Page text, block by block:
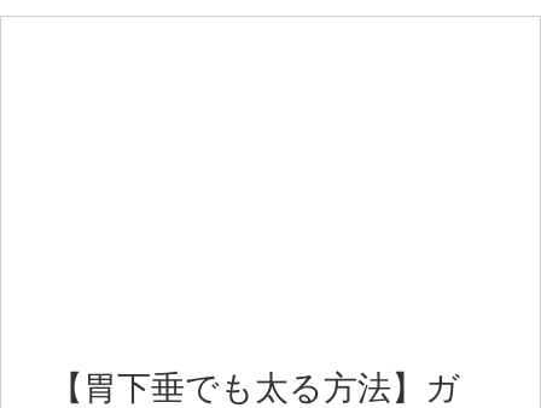
【胃下垂でも太る方法】ガ